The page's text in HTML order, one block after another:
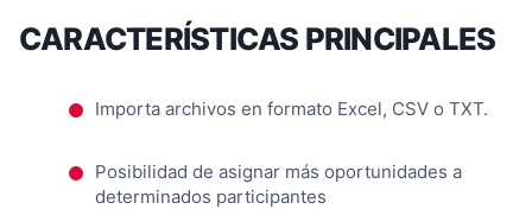
CARACTERÍSTICAS PRINCIPALES
Importa archivos en formato Excel, CSV o TXT.
Posibilidad de asignar más oportunidades a
determinados participantes